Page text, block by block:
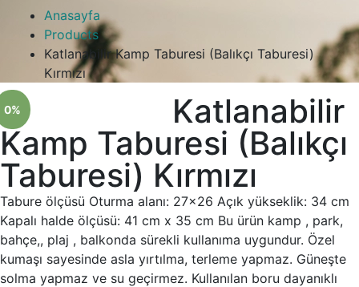
Anasayfa
Products
Katlanabilir Kamp Taburesi (Balıkçı Taburesi)
Kırmızı
0%
Katlanabilir
Kamp Taburesi (Balıkçı
Taburesi) Kırmızı
Tabure ölçüsü Oturma alanı: 27×26 Açık yükseklik: 34 cm
Kapalı halde ölçüsü: 41 cm x 35 cm Bu ürün kamp , park,
bahçe,, plaj , balkonda sürekli kullanıma uygundur. Özel
kumaşı sayesinde asla yırtılma, terleme yapmaz. Güneşte
solma yapmaz ve su geçirmez. Kullanılan boru dayanıklı